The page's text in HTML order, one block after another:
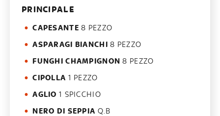
PRINCIPALE
CAPESANTE 8 PEZZO
ASPARAGI BIANCHI 8 PEZZO
FUNGHI CHAMPIGNON 8 PEZZO
CIPOLLA 1 PEZZO
AGLIO 1 SPICCHIO
NERO DI SEPPIA Q.B